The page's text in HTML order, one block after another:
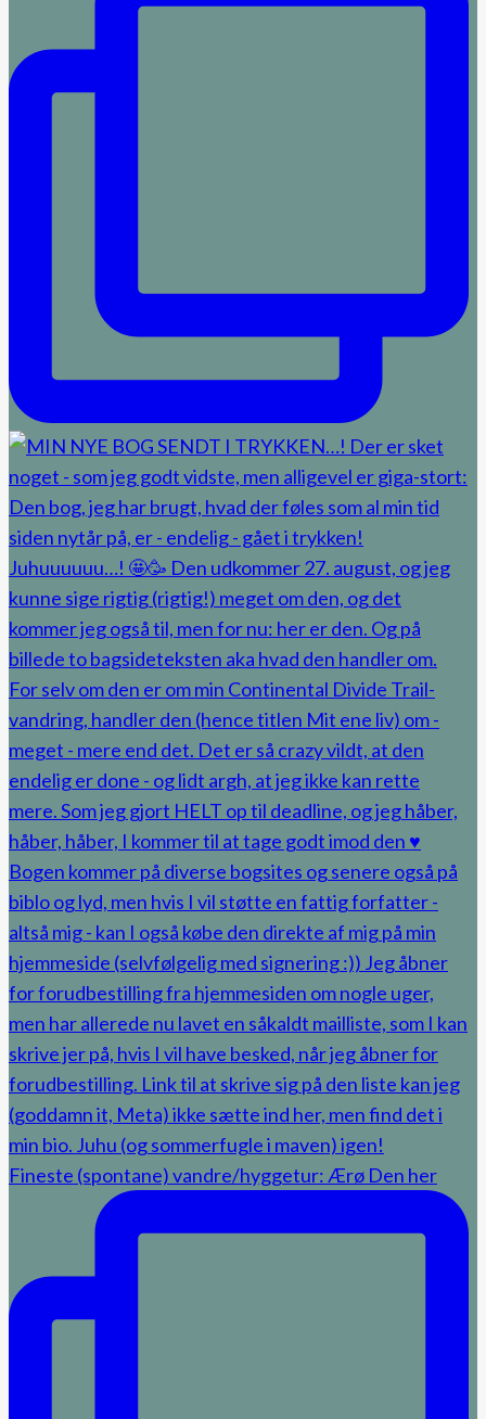
Fineste (spontane) vandre/hyggetur: Ærø Den her